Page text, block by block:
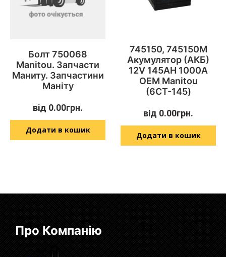
Болт 750068
Manitou. Запчасти
Маниту. Запчастини
Маніту
від 0.00грн.
Додати в кошик
745150, 745150M
Акумулятор (АКБ)
12V 145AH 1000A
OEM Manitou
(6СТ-145)
від 0.00грн.
Додати в кошик
Про Компанію